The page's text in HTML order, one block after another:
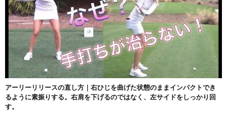
アーリーリリースの直し方｜右ひじを曲げた状態のままインパクトでき
るように素振りする。右肩を下げるのではなく、左サイドをしっかり回
す。